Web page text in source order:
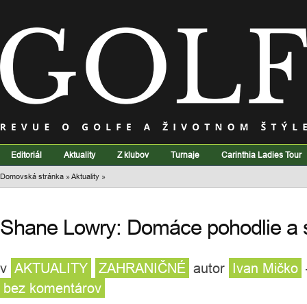
Editoriál Aktuality Z klubov Turnaje Carinthia Ladies Tour
Domovská stránka »Aktuality »
Shane Lowry: Domáce pohodlie a
v AKTUALITY ZAHRANIČNÉ autor Ivan Mičko
bez komentárov